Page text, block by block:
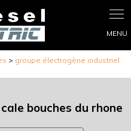
> groupe électrogène industriel
bouches du rhone